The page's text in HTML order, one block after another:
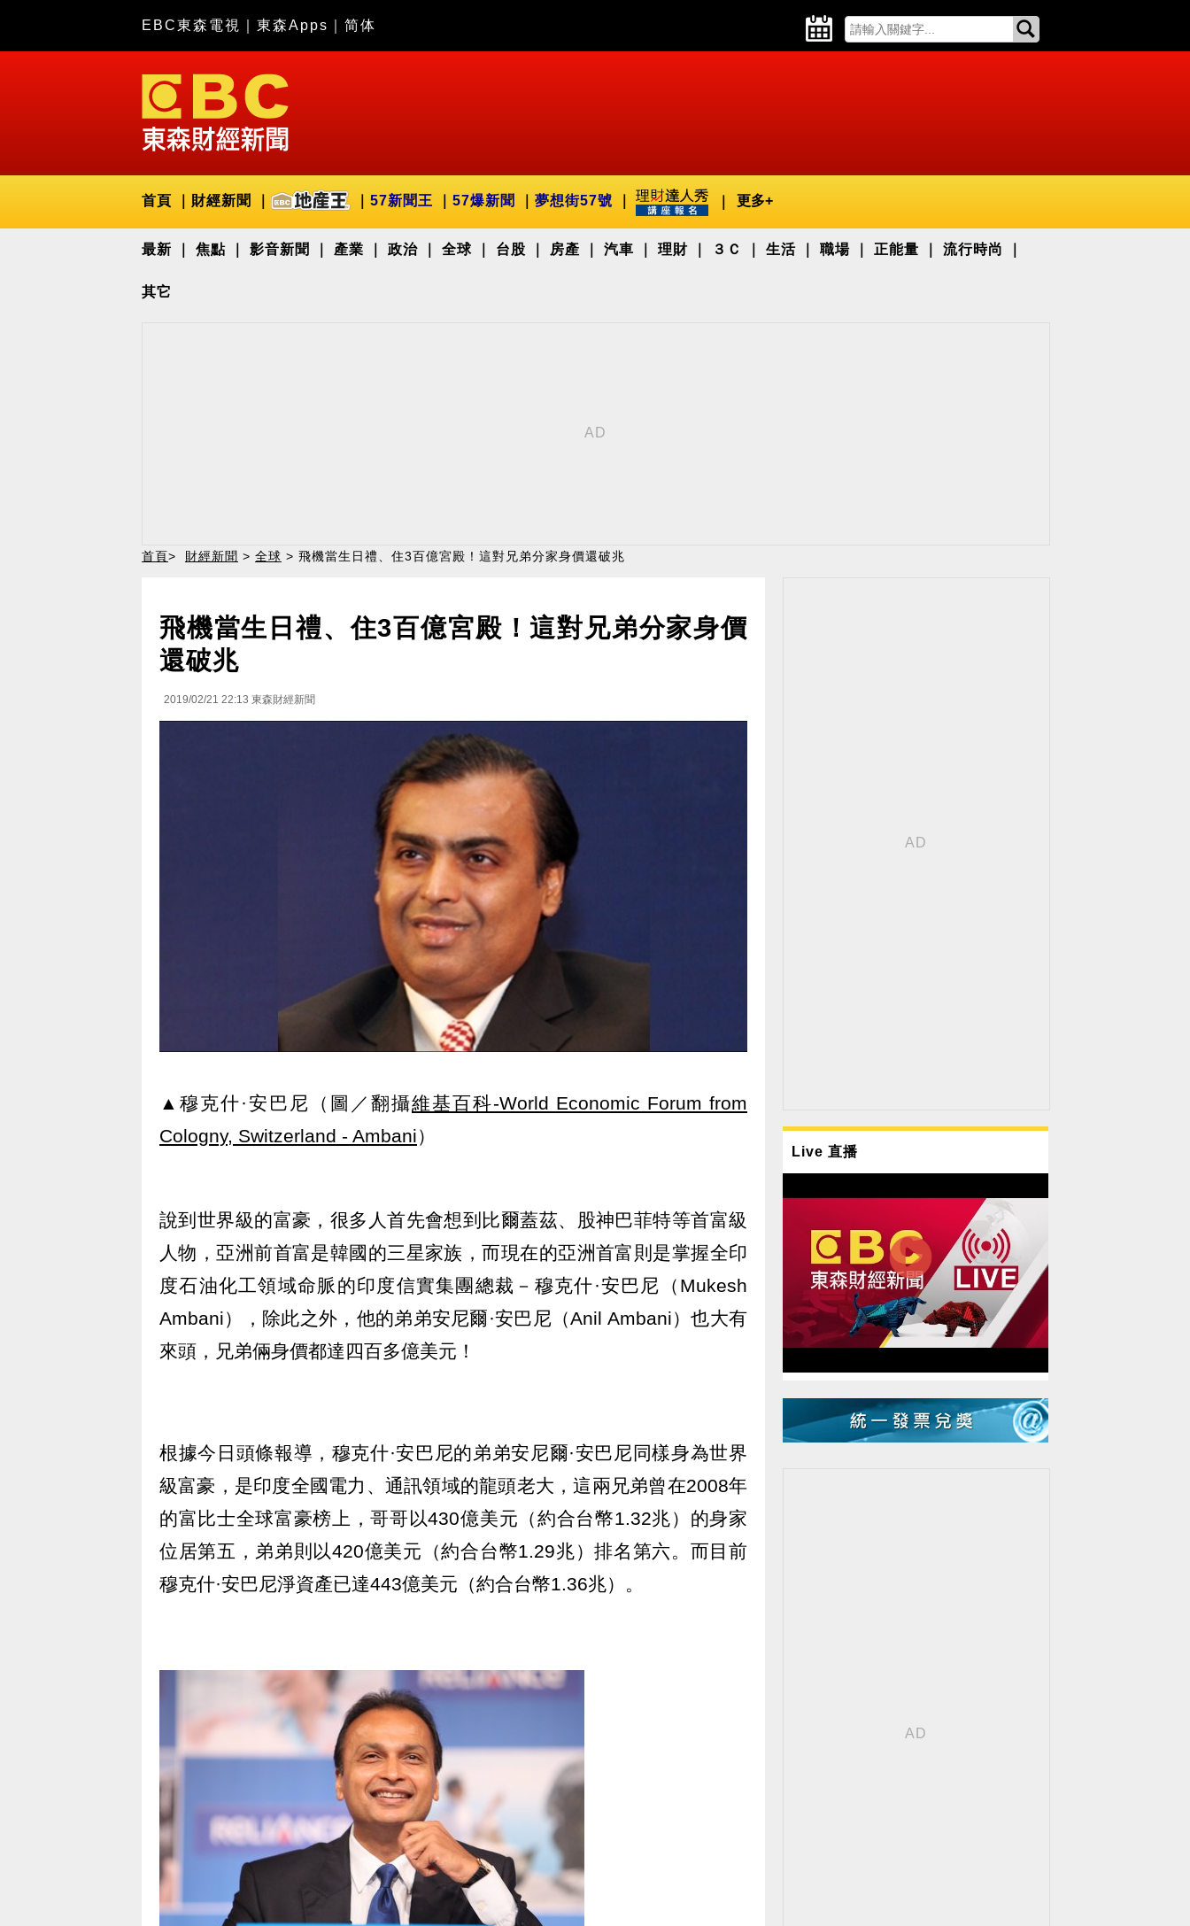
EBC東森電視 東森Apps 简体
首頁 財經新聞 57新聞王 57爆新聞 夢想街57號 更多+
最新 焦點 影音新聞 產業 政治 全球 台股 房產 汽車 理財 ３Ｃ 生活 職場 正能量 流行時尚
其它
首頁> 財經新聞 > 全球 > 飛機當生日禮、住3百億宮殿！這對兄弟分家身價還破兆
飛機當生日禮、住3百億宮殿！這對兄弟分家身價
還破兆
2019/02/21 22:13 東森財經新聞
▲穆克什·安巴尼（圖／翻攝維基百科-World Economic Forum from
Cologny, Switzerland - Ambani）
說到世界級的富豪，很多人首先會想到比爾蓋茲、股神巴菲特等首富級
人物，亞洲前首富是韓國的三星家族，而現在的亞洲首富則是掌握全印
度石油化工領域命脈的印度信實集團總裁－穆克什·安巴尼（Mukesh
Ambani），除此之外，他的弟弟安尼爾·安巴尼（Anil Ambani）也大有
來頭，兄弟倆身價都達四百多億美元！
根據今日頭條報導，穆克什·安巴尼的弟弟安尼爾·安巴尼同樣身為世界
級富豪，是印度全國電力、通訊領域的龍頭老大，這兩兄弟曾在2008年
的富比士全球富豪榜上，哥哥以430億美元（約合台幣1.32兆）的身家
位居第五，弟弟則以420億美元（約合台幣1.29兆）排名第六。而目前
穆克什·安巴尼淨資產已達443億美元（約合台幣1.36兆）。
Live 直播